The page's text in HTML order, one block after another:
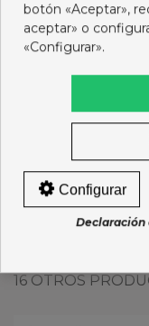
EUCERIN
PIEL
19,95 €
Añadir al carro
16 OTROS
botón «Aceptar»,
aceptar» o
«Configurar».
Configurar
Declaración